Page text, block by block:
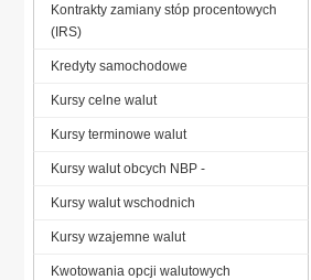
Kontrakty zamiany stóp procentowych
(IRS)
Kredyty samochodowe
Kursy celne walut
Kursy terminowe walut
Kursy walut obcych NBP -
Kursy walut wschodnich
Kursy wzajemne walut
Kwotowania opcji walutowych